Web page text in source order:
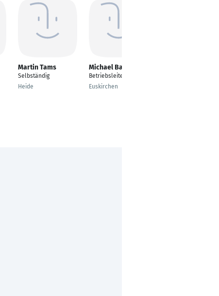
Martin Tams
Selbständig
Heide
Michael Bauer
Betriebsleiter
Euskirchen